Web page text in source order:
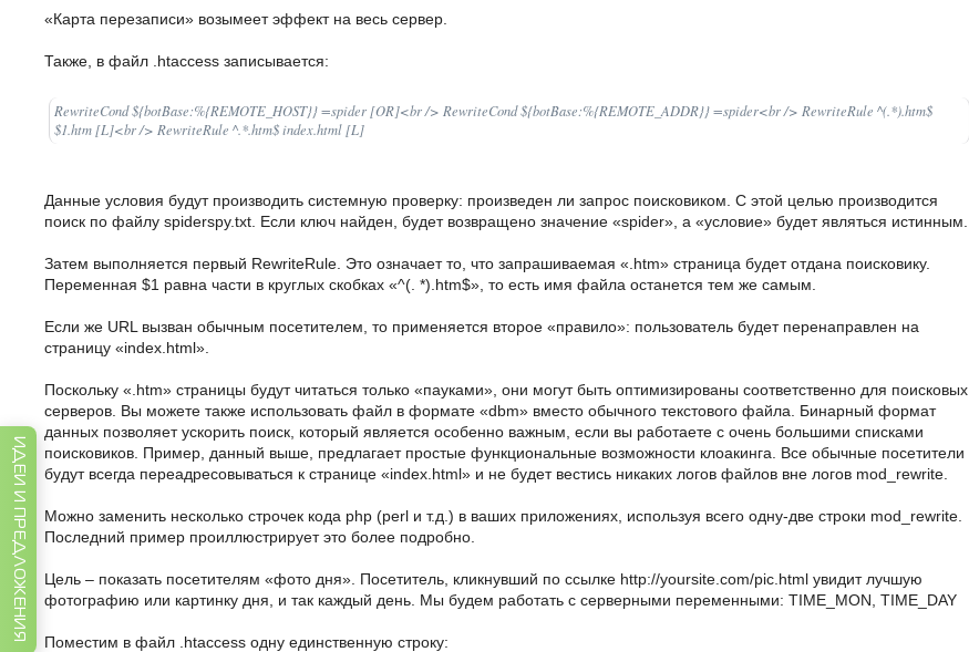
«Карта перезаписи» возымеет эффект на весь сервер.
Также, в файл .htaccess записывается:
RewriteCond ${botBase:%{REMOTE_HOST}} =spider [OR]<br /> RewriteCond ${botBase:%{REMOTE_ADDR}} =spider<br /> RewriteRule ^(.*).htm$
$1.htm [L]<br /> RewriteRule ^.*.htm$ index.html [L]
Данные условия будут производить системную проверку: произведен ли запрос поисковиком. С этой целью производится
поиск по файлу spiderspy.txt. Если ключ найден, будет возвращено значение «spider», а «условие» будет являться истинным.
Затем выполняется первый RewriteRule. Это означает то, что запрашиваемая «.htm» страница будет отдана поисковику.
Переменная $1 равна части в круглых скобках «^(. *).htm$», то есть имя файла останется тем же самым.
Если же URL вызван обычным посетителем, то применяется второе «правило»: пользователь будет перенаправлен на
страницу «index.html».
Поскольку «.htm» страницы будут читаться только «пауками», они могут быть оптимизированы соответственно для поисковых
серверов. Вы можете также использовать файл в формате «dbm» вместо обычного текстового файла. Бинарный формат
данных позволяет ускорить поиск, который является особенно важным, если вы работаете с очень большими списками
поисковиков. Пример, данный выше, предлагает простые функциональные возможности клоакинга. Все обычные посетители
будут всегда переадресовываться к странице «index.html» и не будет вестись никаких логов файлов вне логов mod_rewrite.
Можно заменить несколько строчек кода php (perl и т.д.) в ваших приложениях, используя всего одну-две строки mod_rewrite.
Последний пример проиллюстрирует это более подробно.
Цель – показать посетителям «фото дня». Посетитель, кликнувший по ссылке http://yoursite.com/pic.html увидит лучшую
фотографию или картинку дня, и так каждый день. Мы будем работать с серверными переменными: TIME_MON, TIME_DAY
Поместим в файл .htaccess одну единственную строку:
ИДЕИ И ПРЕДЛОЖЕНИЯ